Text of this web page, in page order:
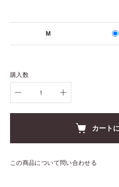
M
購入数
カート
この商品について問い合わせる